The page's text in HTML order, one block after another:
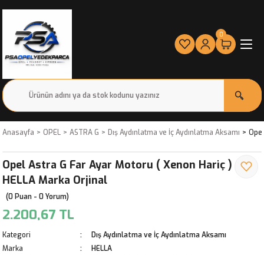
0
Anasayfa OPEL ASTRA G Dış Aydınlatma ve İç Aydınlatma Aksamı
Opel Astra G Far Ayar Motoru ( Xenon Hariç )
HELLA Marka Orjinal
(0 Puan - 0 Yorum)
2.200,67 TL
Kategori
Dış Aydınlatma ve İç Aydınlatma Aksamı
Marka
HELLA